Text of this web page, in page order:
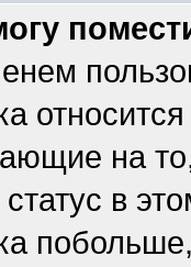
на
в